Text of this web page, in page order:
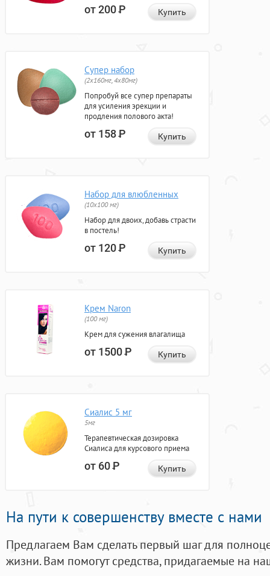
от 200Р Купить
Супер набор
(2х160мг, 4х80мг)
Попробуй все супер препараты
для усиления эрекции и
продления полового акта!
от 158Р Купить
Набор для влюбленных
(10х100 мг)
Набор для двоих, добавь страсти
в постель!
от 120Р Купить
Крем Naron
(100 мг)
Крем для сужения влагалища
от 1500Р Купить
Сиалис 5 мг
5мг
Терапевтическая дозировка
Сиалиса для курсового приема
от 60Р Купить
На пути к совершенству вместе с нами
Предлагаем Вам сделать первый шаг для
жизни. Вам помогут средства, придагаемые на